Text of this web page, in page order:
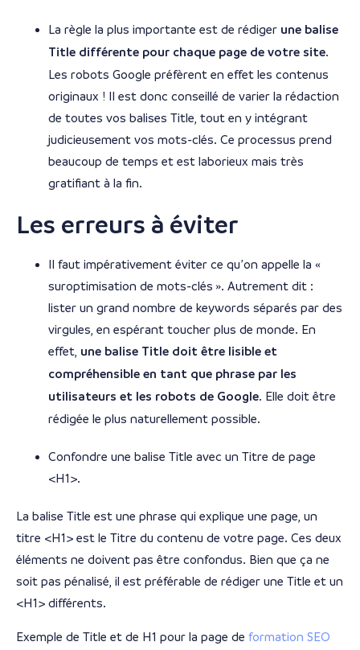
La règle la plus importante est de rédiger une balise
Title différente pour chaque page de votre site.
Les robots Google préfèrent en effet les contenus
originaux ! Il est donc conseillé de varier la rédaction
de toutes vos balises Title, tout en y intégrant
judicieusement vos mots-clés. Ce processus prend
beaucoup de temps et est laborieux mais très
gratifiant à la fin.
Les erreurs à éviter
Il faut impérativement éviter ce qu’on appelle la «
suroptimisation de mots-clés ». Autrement dit :
lister un grand nombre de keywords séparés par des
virgules, en espérant toucher plus de monde. En
effet, une balise Title doit être lisible et
compréhensible en tant que phrase par les
utilisateurs et les robots de Google. Elle doit être
rédigée le plus naturellement possible.
Confondre une balise Title avec un Titre de page
<H1>.
La balise Title est une phrase qui explique une page, un
titre <H1> est le Titre du contenu de votre page. Ces deux
éléments ne doivent pas être confondus. Bien que ça ne
soit pas pénalisé, il est préférable de rédiger une Title et un
<H1> différents.
Exemple de Title et de H1 pour la page de formation SEO